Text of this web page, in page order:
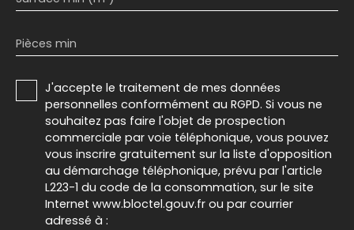
Pièces min
J'accepte le traitement de mes données
personnelles conformément au RGPD. Si vous ne
souhaitez pas faire l'objet de prospection
commerciale par voie téléphonique, vous pouvez
vous inscrire gratuitement sur la liste d'opposition
au démarchage téléphonique, prévu par l'article
L223-1 du code de la consommation, sur le site
Internet www.bloctel.gouv.fr ou par courrier
adressé à :